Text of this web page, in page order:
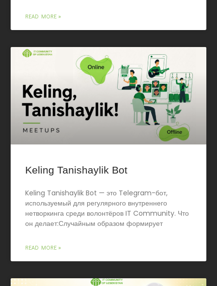
READ MORE »
Keling Tanishaylik Bot
Keling Tanishaylik Bot — это Telegram-бот,
используемый для регулярного внутреннего
нетворкинга среди волонтёров IT Community. Что
он делает:Случайным образом формирует
READ MORE »